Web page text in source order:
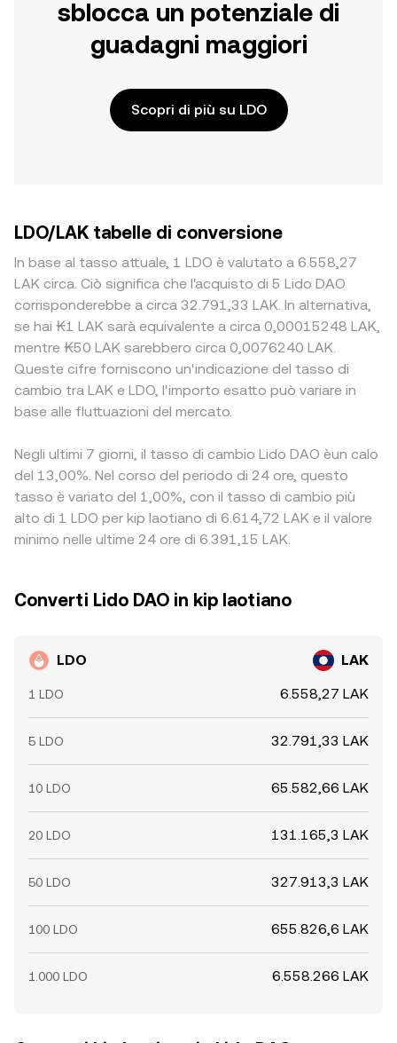
sblocca un potenziale di
guadagni maggiori
Scopri di più su LDO
LDO/LAK tabelle di conversione
In base al tasso attuale, 1 LDO è valutato a 6.558,27
LAK circa. Ciò significa che l'acquisto di 5 Lido DAO
corrisponderebbe a circa 32.791,33 LAK. In alternativa,
se hai ₭1 LAK sarà equivalente a circa 0,00015248 LAK,
mentre ₭50 LAK sarebbero circa 0,0076240 LAK.
Queste cifre forniscono un'indicazione del tasso di
cambio tra LAK e LDO, l'importo esatto può variare in
base alle fluttuazioni del mercato.
Negli ultimi 7 giorni, il tasso di cambio Lido DAO èun calo
del 13,00%. Nel corso del periodo di 24 ore, questo
tasso è variato del 1,00%, con il tasso di cambio più
alto di 1 LDO per kip laotiano di 6.614,72 LAK e il valore
minimo nelle ultime 24 ore di 6.391,15 LAK.
Converti Lido DAO in kip laotiano
LDO LAK
1 LDO 6.558,27 LAK
5 LDO 32.791,33 LAK
10 LDO 65.582,66 LAK
20 LDO 131.165,3 LAK
50 LDO 327.913,3 LAK
100 LDO 655.826,6 LAK
1.000 LDO 6.558.266 LAK